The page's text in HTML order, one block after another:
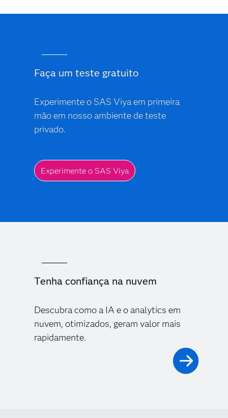
Faça um teste gratuito
Experimente o SAS Viya em primeira
mão em nosso ambiente de teste
privado.
Experimente o SAS Viya
Tenha confiança na nuvem
Descubra como a IA e o analytics em
nuvem, otimizados, geram valor mais
rapidamente.